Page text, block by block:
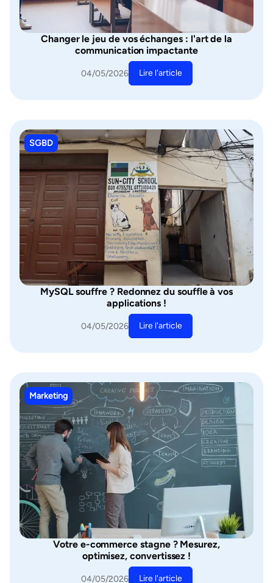
Changer le jeu de vos échanges : l'art de la
communication impactante
04/05/2026 Lire l'article
SGBD
MySQL souffre ? Redonnez du souffle à vos
applications !
04/05/2026 Lire l'article
Marketing
Votre e-commerce stagne ? Mesurez,
optimisez, convertissez !
04/05/2026 Lire l'article